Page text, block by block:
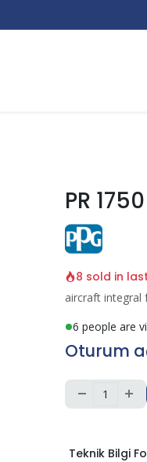
PR
8 sold in
aircraft integral
6 people are
Oturum
Teknik Bilgi